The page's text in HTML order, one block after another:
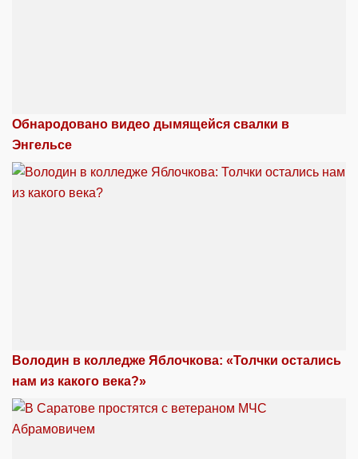
Обнародовано видео дымящейся свалки в
Энгельсе
Володин в колледже Яблочкова: «Толчки остались
нам из какого века?»